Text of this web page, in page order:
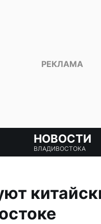
НОВОСТИ
ВЛАДИВОСТОКА